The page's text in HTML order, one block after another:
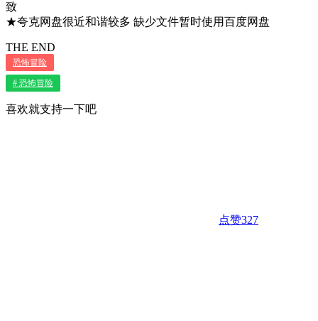
致
★夸克网盘很近和谐较多 缺少文件暂时使用百度网盘
THE END
恐怖冒险
# 恐怖冒险
喜欢就支持一下吧
点赞327